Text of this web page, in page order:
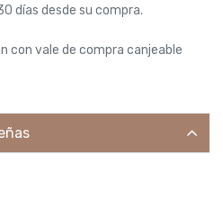
días desde su compra.
con vale de compra canjeable